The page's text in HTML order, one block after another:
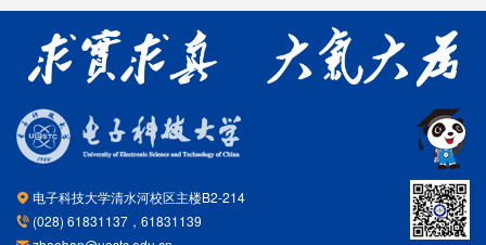
电子科技大学清水河校区主楼B2-214
(028) 61831137，61831139